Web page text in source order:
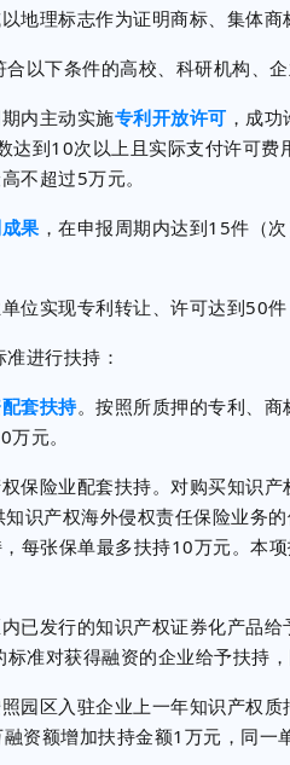
理标志作为证明商标、集体商
下条件的高校、科研机构、企
内主动实施专利开放许可 ，成
达到10次以上且实际支付许可
不超过5万元。
果 ，在申报周期内达到15件（
实现专利转让、许可达到50件
进行扶持：
套扶持。按照所质押的专利、
元。
险业配套扶持。对购买知识产
识产权海外侵权责任保险业务
每张保单最多扶持10万元。本
发行的知识产权证券化产品给
准对获得融资的企业给予扶持
区入驻企业上一年知识产权质
资额增加扶持金额1万元，同一